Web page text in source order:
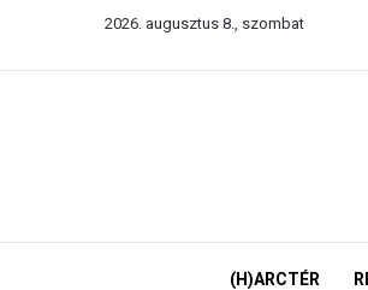
2026. augusztus 8., szombat
(H)ARCTÉR